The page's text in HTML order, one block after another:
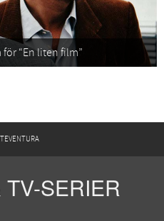
“En liten film”
SERIER